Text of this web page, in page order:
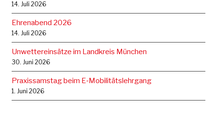
14. Juli 2026
Ehrenabend 2026
14. Juli 2026
Unwettereinsätze im Landkreis München
30. Juni 2026
Praxissamstag beim E‑Mobilitätslehrgang
1. Juni 2026